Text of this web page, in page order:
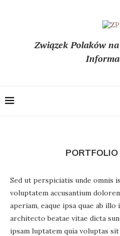
Związek Polaków
Sed ut perspiciatis unde omnis
voluptatem accusantium
aperiam, eaque ipsa quae ab
architecto beatae vitae dicta
ipsam luptatem quia voluptas